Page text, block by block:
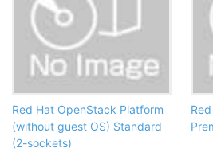
Red Hat OpenStack Platform
(without guest OS) Standard
(2-sockets)